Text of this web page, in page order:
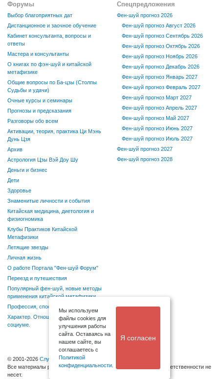
Форумы
Выбор благоприятных дат
Дистанционное и заочное обучение
Кабинет консультанта, вопросы и
ответы
Мастера и консультанты
О книгах по фэн-шуй и китайской
метафизике
Общие вопросы по Ба-цзы (Столпы
Судьбы и удачи)
Очные курсы и семинары
Прогнозы и предсказания
Разговоры обо всем
Активации, теория, практика Ци Мэнь
Дунь Цзя
Архив
Астрология Цзы Вэй Доу Шу
Деньги и бизнес
Дети
Здоровье
Знаменитые личности и события
Китайская медицина, диетология и
физиогномика
Клубы Практиков Китайской
Метафизики
Летящие звезды
Личная жизнь
О работе Портала "Фен-шуй Форум"
Переезд и путешествия
Популярный фен-шуй, новые методы
применения китайской метафизики
Профессия, способности, хобби
Характер. Отношения в семье и
социуме.
Спецпредложения
Фен-шуй прогноз 2026
Фен-шуй прогноз Август 2026
Фен-шуй прогноз Сентябрь 2026
Фен-шуй прогноз Октябрь 2026
Фен-шуй прогноз Ноябрь 2026
Фен-шуй прогноз Декабрь 2026
Фен-шуй прогноз Январь 2027
Фен-шуй прогноз Февраль 2027
Фен-шуй прогноз Март 2027
Фен-шуй прогноз Апрель 2027
Фен-шуй прогноз Май 2027
Фен-шуй прогноз Июнь 2027
Фен-шуй прогноз Июль 2027
Фен-шуй прогноз 2027
Фен-шуй прогноз 2028
© 2001-2026 Служба поддержки
Bсе материалы размещаются посетителями, администрация ответственности не
несет.
Мы используем
файлы cookies для
улучшения работы
сайта. Оставаясь на
нашем сайте, вы
соглашаетесь с
Политикой
конфиденциальности
Я согласен